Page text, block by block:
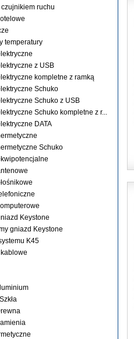
ruchu
temperatury
z USB
kompletne z ramką
Schuko
Schuko z USB
Schuko kompletne z r...
DATA
Schuko
Keystone
gniazd Keystone
K45
kablowe